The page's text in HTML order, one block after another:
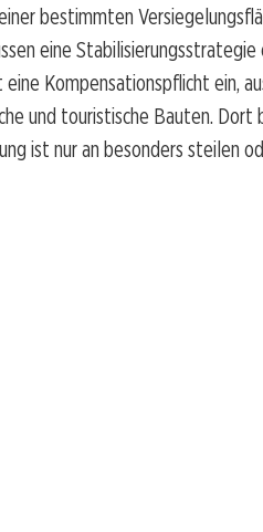
bestimmten
eine
Kompensationspflicht ein,
und touristische Bauten.
ist nur an besonders steilen